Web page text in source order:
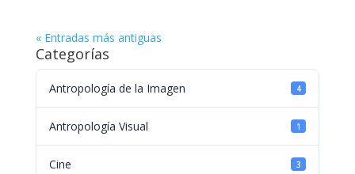
« Entradas más antiguas
Categorías
Antropología de la Imagen 4
Antropología Visual 1
Cine 3